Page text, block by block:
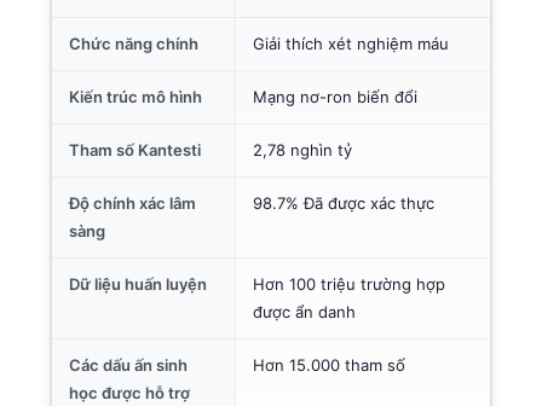
Chức năng chính Giải thích xét nghiệm máu
Kiến trúc mô hình Mạng nơ-ron biến đổi
Tham số Kantesti 2,78 nghìn tỷ
Độ chính xác lâm
sàng
98.7% Đã được xác thực
Dữ liệu huấn luyện
Hơn 100 triệu trường hợp
được ẩn danh
Các dấu ấn sinh
học được hỗ trợ
Hơn 15.000 tham số